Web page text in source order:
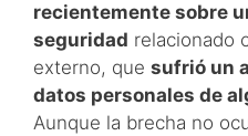
recientemente sobre
seguridad relacionado
externo, que sufrió un
datos personales de
Aunque la brecha no